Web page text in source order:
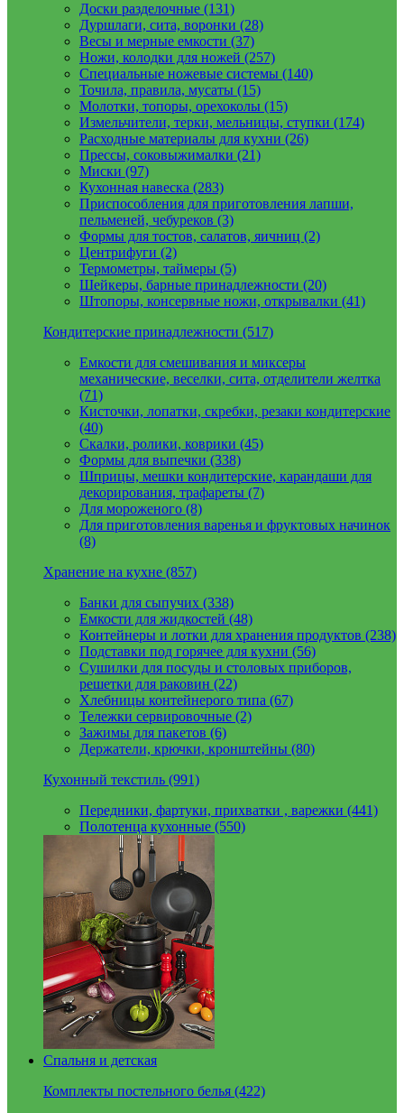
Доски разделочные (131)
Дуршлаги, сита, воронки (28)
Весы и мерные емкости (37)
Ножи, колодки для ножей (257)
Специальные ножевые системы (140)
Точила, правила, мусаты (15)
Молотки, топоры, орехоколы (15)
Измельчители, терки, мельницы, ступки (174)
Расходные материалы для кухни (26)
Прессы, соковыжималки (21)
Миски (97)
Кухонная навеска (283)
Приспособления для приготовления лапши,
пельменей, чебуреков (3)
Формы для тостов, салатов, яичниц (2)
Центрифуги (2)
Термометры, таймеры (5)
Шейкеры, барные принадлежности (20)
Штопоры, консервные ножи, открывалки (41)
Кондитерские принадлежности (517)
Емкости для смешивания и миксеры
механические, веселки, сита, отделители желтка
(71)
Кисточки, лопатки, скребки, резаки кондитерские
(40)
Скалки, ролики, коврики (45)
Формы для выпечки (338)
Шприцы, мешки кондитерские, карандаши для
декорирования, трафареты (7)
Для мороженого (8)
Для приготовления варенья и фруктовых начинок
(8)
Хранение на кухне (857)
Банки для сыпучих (338)
Емкости для жидкостей (48)
Контейнеры и лотки для хранения продуктов (238)
Подставки под горячее для кухни (56)
Сушилки для посуды и столовых приборов,
решетки для раковин (22)
Хлебницы контейнерого типа (67)
Тележки сервировочные (2)
Зажимы для пакетов (6)
Держатели, крючки, кронштейны (80)
Кухонный текстиль (991)
Передники, фартуки, прихватки , варежки (441)
Полотенца кухонные (550)
Спальня и детская
Комплекты постельного белья (422)